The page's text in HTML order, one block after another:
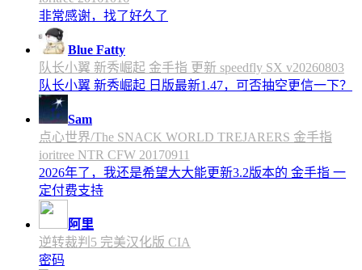
非常感谢，找了好久了
Blue Fatty
队长小翼 新秀崛起 金手指 更新 speedfly SX v20260803
队长小翼 新秀崛起 日版最新1.47，可否抽空更信一下？
Sam
点心世界/The SNACK WORLD TREJARERS 金手指
ioritree NTR CFW 20170911
2026年了，我还是希望大大能更新3.2版本的 金手指 一
定付费支持
阿里
逆转裁判5 完美汉化版 CIA
密码